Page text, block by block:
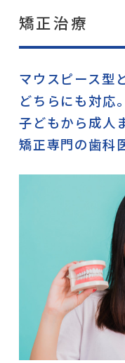
矯正治療
マウスピース型
どちらにも対応。
子どもから成人
矯正専門の歯科